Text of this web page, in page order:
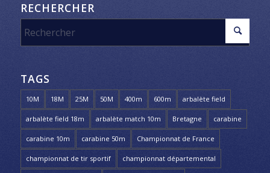
RECHERCHER
TAGS
10M 18M 25M 50M 400m 600m arbalète field
arbalète field 18m arbalète match 10m Bretagne carabine
carabine 10m carabine 50m Championnat de France
championnat de tir sportif championnat départemental